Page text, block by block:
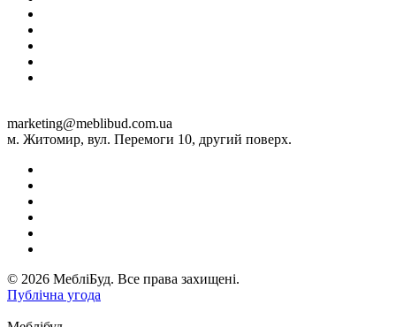
marketing@meblibud.com.ua
м. Житомир, вул. Перемоги 10, другий поверх.
© 2026 МебліБуд. Все права захищені.
Публічна угода